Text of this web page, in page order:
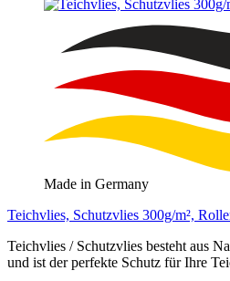
Made in Germany
Teichvlies, Schutzvlies 300g/m²,
Teichvlies / Schutzvlies besteht aus
und ist der perfekte Schutz für Ihre